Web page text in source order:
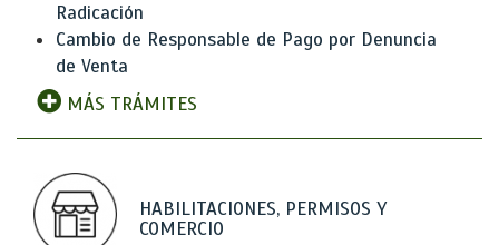
Radicación
Cambio de Responsable de Pago por Denuncia
de Venta
MÁS TRÁMITES
HABILITACIONES, PERMISOS Y
COMERCIO